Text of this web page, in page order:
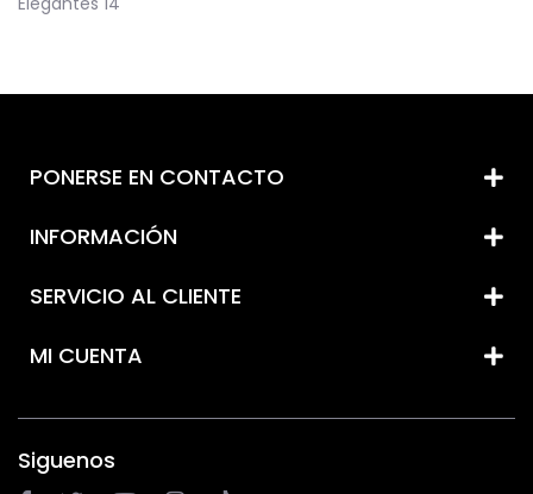
PONERSE EN CONTACTO
INFORMACIÓN
SERVICIO AL CLIENTE
MI CUENTA
Siguenos